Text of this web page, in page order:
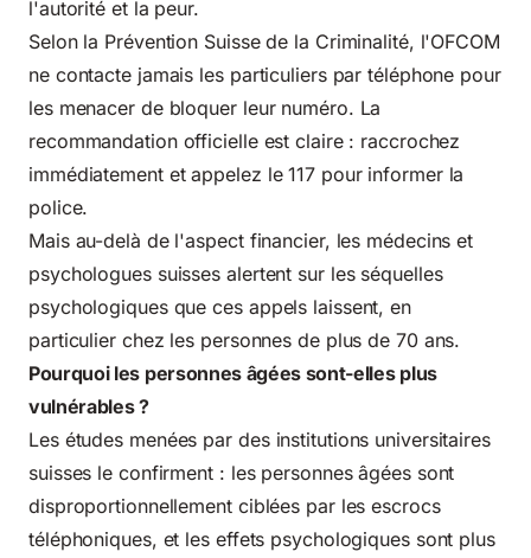
l'autorité et la peur.
Selon la Prévention Suisse de la Criminalité, l'OFCOM
ne contacte jamais les particuliers par téléphone pour
les menacer de bloquer leur numéro. La
recommandation officielle est claire : raccrochez
immédiatement et appelez le 117 pour informer la
police.
Mais au-delà de l'aspect financier, les médecins et
psychologues suisses alertent sur les séquelles
psychologiques que ces appels laissent, en
particulier chez les personnes de plus de 70 ans.
Pourquoi les personnes âgées sont-elles plus
vulnérables ?
Les études menées par des institutions universitaires
suisses le confirment : les personnes âgées sont
disproportionnellement ciblées par les escrocs
téléphoniques, et les effets psychologiques sont plus